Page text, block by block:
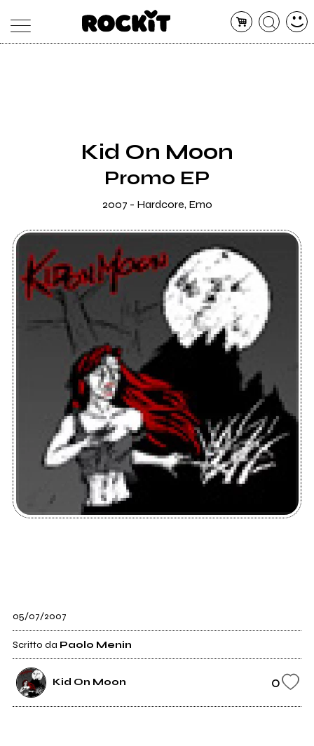
SHOPKid On Moon
Promo EP
2007 - Hardcore, Emo
05/07/2007
Scritto da Paolo Menin
Kid On Moon 0